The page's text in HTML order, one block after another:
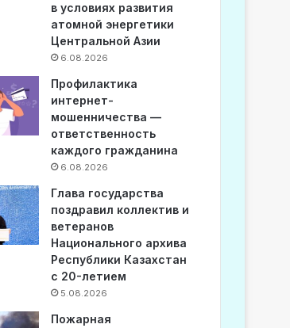
в условиях развития
атомной энергетики
Центральной Азии
6.08.2026
Профилактика
интернет-
мошенничества —
ответственность
каждого гражданина
6.08.2026
Глава государства
поздравил коллектив и
ветеранов
Национального архива
Республики Казахстан
с 20-летием
5.08.2026
Пожарная